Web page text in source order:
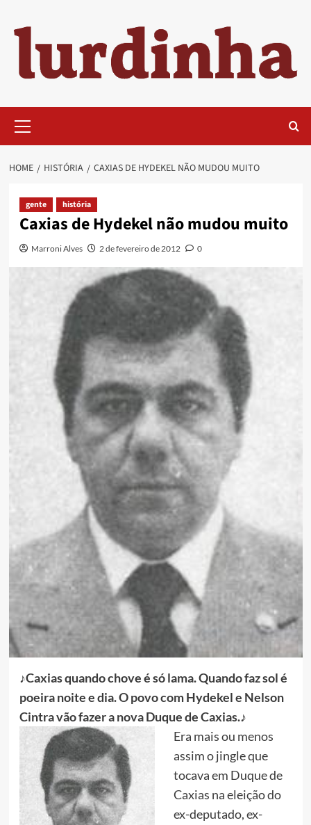
content
Menu
HOME HISTÓRIA CAXIAS DE HYDEKEL NÃO MUDOU MUITO
gente história
Caxias de Hydekel não mudou muito
Marroni Alves 2 de fevereiro de 2012 0
♪Caxias quando chove é só lama. Quando faz sol é
poeira noite e dia. O povo com Hydekel e Nelson
Cintra vão fazer a nova Duque de Caxias.♪
Era mais ou menos
assim o jingle que
tocava em Duque de
Caxias na eleição do
ex-deputado, ex-